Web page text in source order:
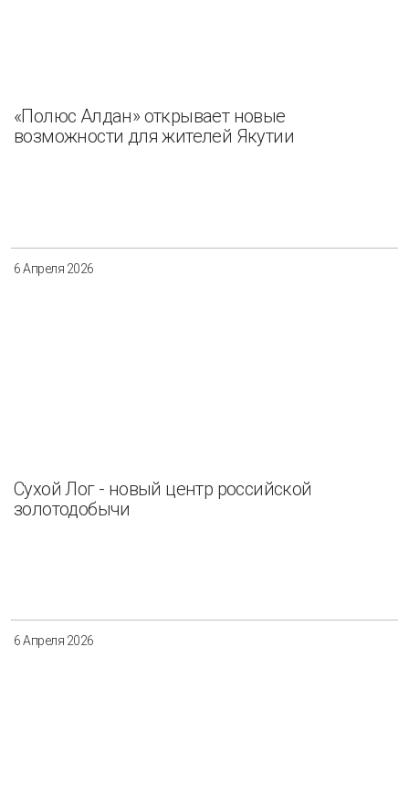
«Полюс Алдан» открывает новые
возможности для жителей Якутии
6 Апреля 2026
Сухой Лог - новый центр российской
золотодобычи
6 Апреля 2026